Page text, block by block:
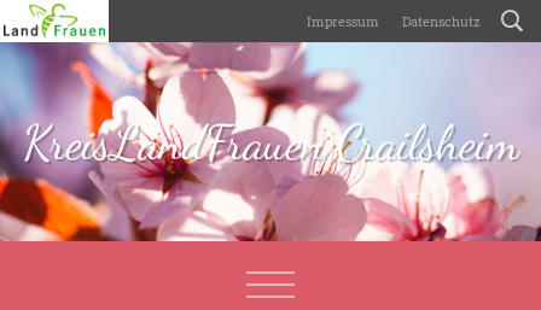
Impressum Datenschutz
KreisLandFrauen Crailsheim